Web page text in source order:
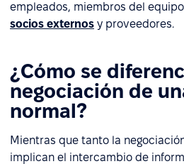
empleados, miembros del
socios externos y proveedores.
¿Cómo se
negociación de
normal?
Mientras que tanto la
implican el intercambio de